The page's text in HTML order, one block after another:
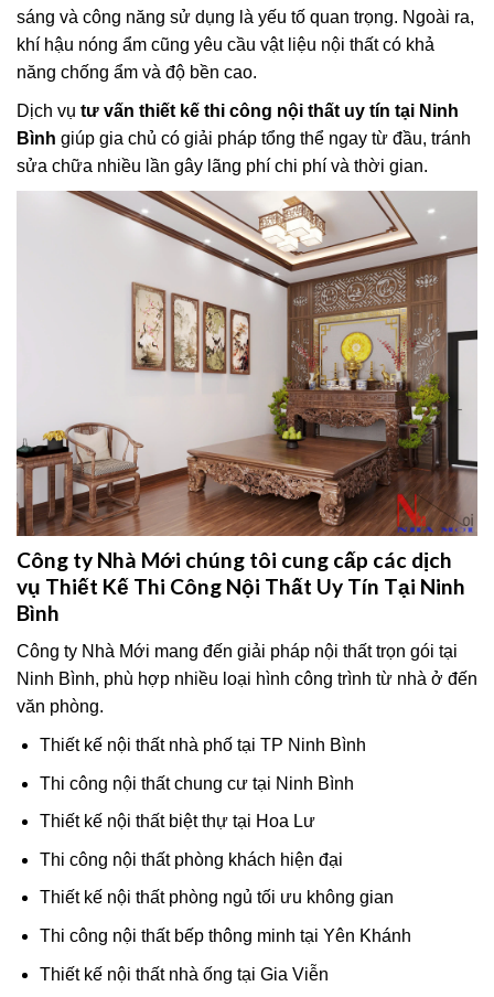
sáng và công năng sử dụng là yếu tố quan trọng. Ngoài ra,
khí hậu nóng ẩm cũng yêu cầu vật liệu nội thất có khả
năng chống ẩm và độ bền cao.
Dịch vụ tư vấn thiết kế thi công nội thất uy tín tại Ninh
Bình giúp gia chủ có giải pháp tổng thể ngay từ đầu, tránh
sửa chữa nhiều lần gây lãng phí chi phí và thời gian.
Công ty Nhà Mới chúng tôi cung cấp các dịch
vụ Thiết Kế Thi Công Nội Thất Uy Tín Tại Ninh
Bình
Công ty Nhà Mới mang đến giải pháp nội thất trọn gói tại
Ninh Bình, phù hợp nhiều loại hình công trình từ nhà ở đến
văn phòng.
Thiết kế nội thất nhà phố tại TP Ninh Bình
Thi công nội thất chung cư tại Ninh Bình
Thiết kế nội thất biệt thự tại Hoa Lư
Thi công nội thất phòng khách hiện đại
Thiết kế nội thất phòng ngủ tối ưu không gian
Thi công nội thất bếp thông minh tại Yên Khánh
Thiết kế nội thất nhà ống tại Gia Viễn